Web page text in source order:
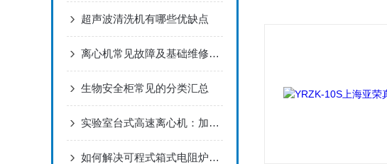
超声波清洗机有哪些优缺点
离心机常见故障及基础维修方法
生物安全柜常见的分类汇总
实验室台式高速离心机：加速分离与精密处理
如何解决可程式箱式电阻炉的故障问题